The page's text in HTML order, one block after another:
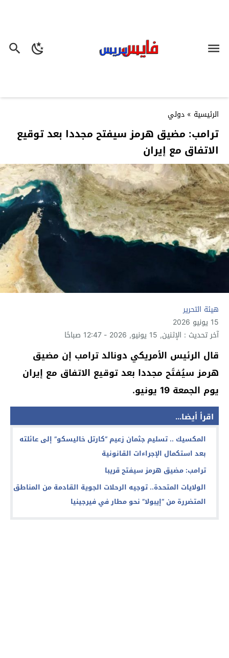
الرئيسية » دولي
ترامب: مضيق هرمز سيفتح مجددا بعد توقيع
الاتفاق مع إيران
هيئة التحرير
15 يونيو 2026
آخر تحديث : الإثنين, 15 يونيو, 2026 - 12:47 صباحًا
قال الرئيس الأمريكي دونالد ترامب إن مضيق
هرمز سيُفتَح مجددا بعد توقيع الاتفاق مع إيران
يوم الجمعة 19 يونيو.
اقرأ أيضا...
المكسيك .. تسليم جثمان زعيم “كارتل خاليسكو” إلى عائلته
بعد استكمال الإجراءات القانونية
ترامب: مضيق هرمز سيفتح قريبا
الولايات المتحدة.. توجيه الرحلات الجوية القادمة من المناطق
المتضررة من “إيبولا” نحو مطار في فيرجينيا